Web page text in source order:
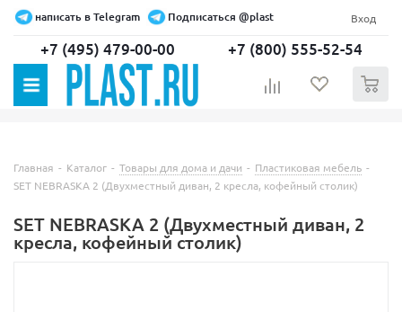
написать в Telegram Подписаться @plast Вход
+7 (495) 479-00-00 +7 (800) 555-52-54
Главная - Каталог - Товары для дома и дачи - Пластиковая мебель -
SET NEBRASKA 2 (Двухместный диван, 2 кресла, кофейный столик)
SET NEBRASKA 2 (Двухместный диван, 2
кресла, кофейный столик)